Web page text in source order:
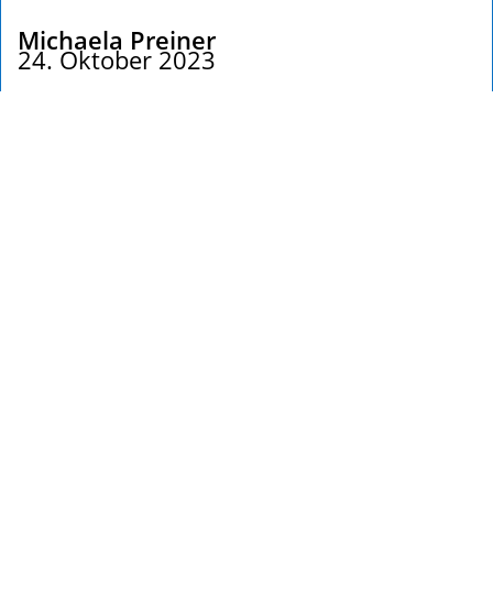
Michaela Preiner
24. Oktober 2023